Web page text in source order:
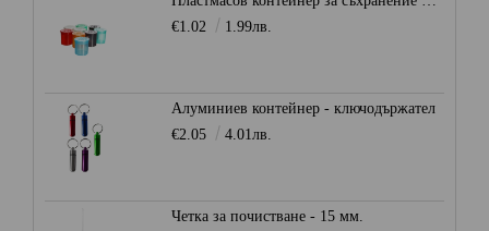
€1.02
1.99лв.
Алуминиев контейнер - ключодържател
€2.05
4.01лв.
Четка за почистване - 15 мм.